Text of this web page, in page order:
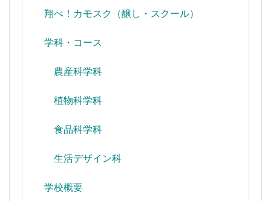
翔べ！カモスク（醸し・スクール）
学科・コース
農産科学科
植物科学科
食品科学科
生活デザイン科
学校概要